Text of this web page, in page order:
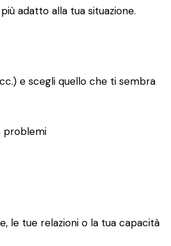
adatto alla tua situazione.
e scegli quello che ti sembra
problemi
le tue relazioni o la tua capacità